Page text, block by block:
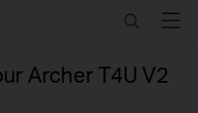
SearchMenu
Archer T4U V2